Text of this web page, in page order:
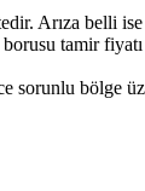
Arıza belli
tamir
sorunlu